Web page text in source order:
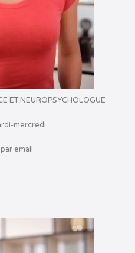
ET NEUROPSYCHOLOGUE
mercredi
email